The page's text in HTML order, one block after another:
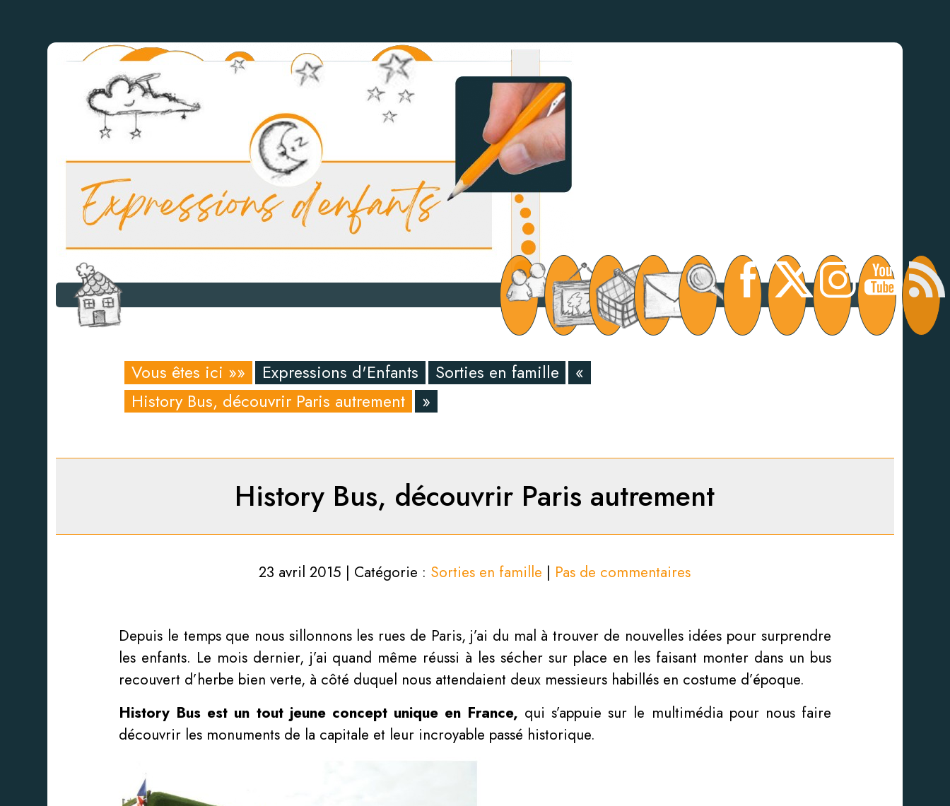
Vous êtes ici »» Expressions d'Enfants Sorties en famille
«
History Bus, découvrir Paris autrement
»
History Bus, découvrir Paris autrement
23 avril 2015 | Catégorie : Sorties en famille | Pas de commentaires
Depuis le temps que nous sillonnons les rues de Paris, j’ai du mal à trouver de nouvelles idées pour surprendre
les enfants. Le mois dernier, j’ai quand même réussi à les sécher sur place en les faisant monter dans un bus
recouvert d’herbe bien verte, à côté duquel nous attendaient deux messieurs habillés en costume d’époque.
History Bus est un tout jeune concept unique en France, qui s’appuie sur le multimédia pour nous faire
découvrir les monuments de la capitale et leur incroyable passé historique.